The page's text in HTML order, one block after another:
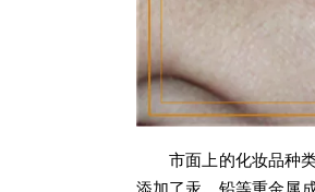
市面上的化妆品种
添加了汞、铅等重金属